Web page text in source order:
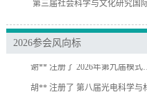
第三届社会科学与文化研究国
2026参会风向标
杨** 注册了 2026年计算机感
周** 注册了 2026年计算机工